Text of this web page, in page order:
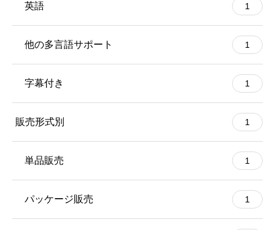
英語 1
他の多言語サポート 1
字幕付き 1
販売形式別 1
単品販売 1
パッケージ販売 1